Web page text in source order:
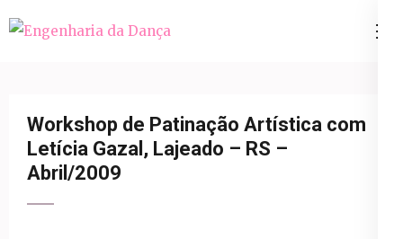
para
(Pressione
Enter)
Workshop de Patinação Artística com
Letícia Gazal, Lajeado – RS –
Abril/2009